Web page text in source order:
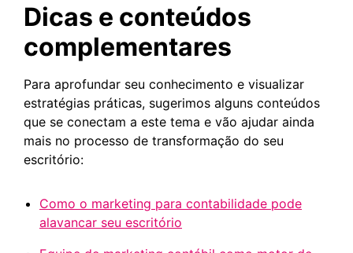
Dicas e conteúdos
complementares
Para aprofundar seu conhecimento e visualizar
estratégias práticas, sugerimos alguns conteúdos
que se conectam a este tema e vão ajudar ainda
mais no processo de transformação do seu
escritório:
Como o marketing para contabilidade pode
alavancar seu escritório